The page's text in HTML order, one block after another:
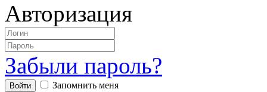
Авторизация
Забыли пароль?
Запомнить меня